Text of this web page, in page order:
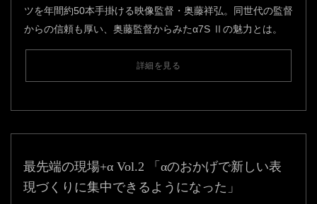
ツを年間約50本手掛ける映像監督・奥藤祥弘。同世代の監督
からの信頼も厚い、奥藤監督からみたα7S Ⅱの魅力とは。
詳細を見る
最先端の現場+α Vol.2
「αのおかげで新しい表
現づくりに集中できるようになった」